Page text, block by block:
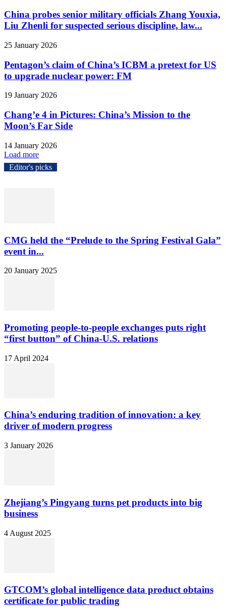
China probes senior military officials Zhang Youxia,
Liu Zhenli for suspected serious discipline, law...
25 January 2026
Pentagon’s claim of China’s ICBM a pretext for US
to upgrade nuclear power: FM
19 January 2026
Chang’e 4 in Pictures: China’s Mission to the
Moon’s Far Side
14 January 2026
Load more
Editor's picks
CMG held the “Prelude to the Spring Festival Gala”
event in...
20 January 2025
Promoting people-to-people exchanges puts right
“first button” of China-U.S. relations
17 April 2024
China’s enduring tradition of innovation: a key
driver of modern progress
3 January 2026
Zhejiang’s Pingyang turns pet products into big
business
4 August 2025
GTCOM’s global intelligence data product obtains
certificate for public trading